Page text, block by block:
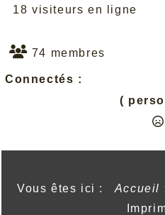
18 visiteurs en ligne
74 membres
Connectés :
(
Vous êtes ici : Accueil